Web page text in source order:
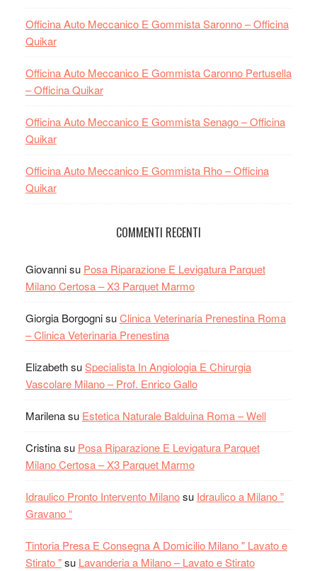
Officina Auto Meccanico E Gommista Saronno – Officina
Quikar
Officina Auto Meccanico E Gommista Caronno Pertusella
– Officina Quikar
Officina Auto Meccanico E Gommista Senago – Officina
Quikar
Officina Auto Meccanico E Gommista Rho – Officina
Quikar
COMMENTI RECENTI
Giovannisu Posa Riparazione E Levigatura Parquet
Milano Certosa – X3 Parquet Marmo
Giorgia BorgognisuClinica Veterinaria Prenestina Roma
– Clinica Veterinaria Prenestina
ElizabethsuSpecialista In Angiologia E Chirurgia
Vascolare Milano – Prof. Enrico Gallo
Marilenasu Estetica Naturale Balduina Roma – Well
Cristinasu Posa Riparazione E Levigatura Parquet
Milano Certosa – X3 Parquet Marmo
Idraulico Pronto Intervento Milanosu Idraulico a Milano ”
Gravano “
Tintoria Presa E Consegna A Domicilio Milano " Lavato e
Stirato "su Lavanderia a Milano – Lavato e Stirato